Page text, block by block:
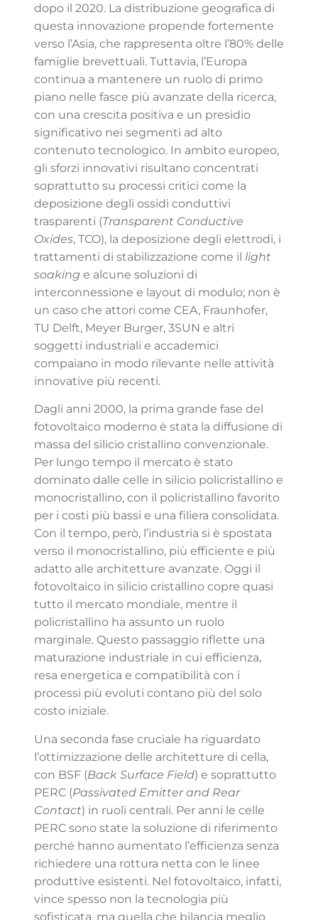
dopo il 2020. La distribuzione geografica di
questa innovazione propende fortemente
verso l’Asia, che rappresenta oltre l’80% delle
famiglie brevettuali. Tuttavia, l’Europa
continua a mantenere un ruolo di primo
piano nelle fasce più avanzate della ricerca,
con una crescita positiva e un presidio
significativo nei segmenti ad alto
contenuto tecnologico. In ambito europeo,
gli sforzi innovativi risultano concentrati
soprattutto su processi critici come la
deposizione degli ossidi conduttivi
trasparenti (Transparent Conductive
Oxides, TCO), la deposizione degli elettrodi, i
trattamenti di stabilizzazione come il light
soaking e alcune soluzioni di
interconnessione e layout di modulo; non è
un caso che attori come CEA, Fraunhofer,
TU Delft, Meyer Burger, 3SUN e altri
soggetti industriali e accademici
compaiano in modo rilevante nelle attività
innovative più recenti.
Dagli anni 2000, la prima grande fase del
fotovoltaico moderno è stata la diffusione di
massa del silicio cristallino convenzionale.
Per lungo tempo il mercato è stato
dominato dalle celle in silicio policristallino e
monocristallino, con il policristallino favorito
per i costi più bassi e una filiera consolidata.
Con il tempo, però, l’industria si è spostata
verso il monocristallino, più efficiente e più
adatto alle architetture avanzate. Oggi il
fotovoltaico in silicio cristallino copre quasi
tutto il mercato mondiale, mentre il
policristallino ha assunto un ruolo
marginale. Questo passaggio riflette una
maturazione industriale in cui efficienza,
resa energetica e compatibilità con i
processi più evoluti contano più del solo
costo iniziale.
Una seconda fase cruciale ha riguardato
l’ottimizzazione delle architetture di cella,
con BSF (Back Surface Field) e soprattutto
PERC (Passivated Emitter and Rear
Contact) in ruoli centrali. Per anni le celle
PERC sono state la soluzione di riferimento
perché hanno aumentato l’efficienza senza
richiedere una rottura netta con le linee
produttive esistenti. Nel fotovoltaico, infatti,
vince spesso non la tecnologia più
sofisticata, ma quella che bilancia meglio